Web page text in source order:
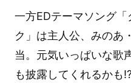
一方EDテーマソング
ク」は主人公、みのあ
当。元気いっぱいな歌
も披露してくれるかも